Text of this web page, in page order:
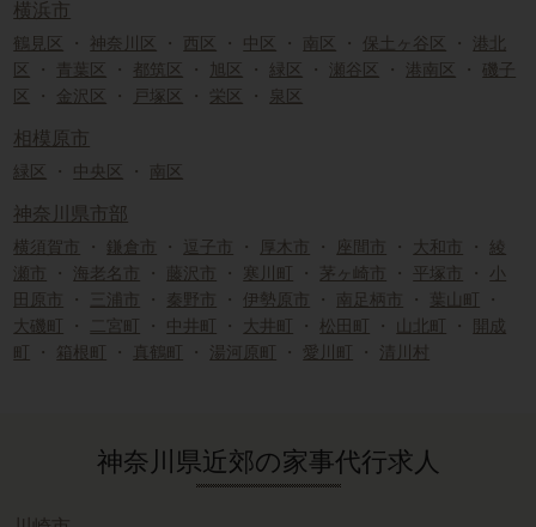
横浜市
鶴見区 ・ 神奈川区 ・ 西区 ・ 中区 ・ 南区 ・ 保土ヶ谷区 ・ 港北
区
・ 青葉区 ・ 都筑区 ・ 旭区 ・ 緑区 ・ 瀬谷区 ・ 港南区 ・ 磯子
区
・ 金沢区 ・ 戸塚区 ・ 栄区 ・ 泉区
相模原市
緑区 ・ 中央区 ・ 南区
神奈川県市部
横須賀市 ・ 鎌倉市 ・ 逗子市 ・ 厚木市 ・ 座間市 ・ 大和市 ・ 綾
瀬市
・ 海老名市 ・ 藤沢市 ・ 寒川町 ・ 茅ヶ崎市 ・ 平塚市 ・ 小
田原市
・ 三浦市 ・ 秦野市 ・ 伊勢原市 ・ 南足柄市 ・ 葉山町 ・
大磯町 ・ 二宮町 ・ 中井町 ・ 大井町 ・ 松田町 ・ 山北町 ・ 開成
町 ・ 箱根町 ・ 真鶴町 ・ 湯河原町 ・ 愛川町 ・ 清川村
神奈川県近郊の家事代行求人